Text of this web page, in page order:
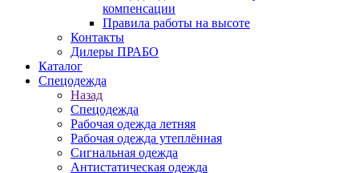
компенсации
Правила работы на высоте
Контакты
Дилеры ПРАБО
Каталог
Спецодежда
Назад
Спецодежда
Рабочая одежда летняя
Рабочая одежда утеплённая
Сигнальная одежда
Антистатическая одежда